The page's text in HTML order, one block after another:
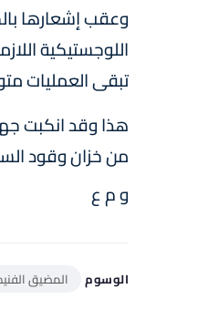
وعقب إشعارها
تبقى العمليات
هذا وقد انكبت
من خزان وقود
و م ع
الوسوم المضيق